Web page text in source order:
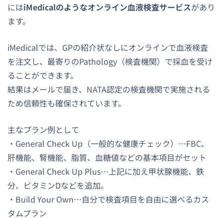
にはiMedicalのようなオンライン血液検査サービスがあり
ます。
iMedicalでは、GPの紹介状なしにオンラインで血液検査
を注文し、最寄りのPathology（検査機関）で採血を受け
ることができます。
結果はメールで届き、NATA認定の検査機関で実施される
ため信頼性も確保されています。
主なプラン例として
・General Check Up（一般的な健康チェック）…FBC、
肝機能、腎機能、脂質、血糖値などの基本項目がセット
・General Check Up Plus…上記に加え甲状腺機能、鉄
分、ビタミンDなどを追加。
・Build Your Own…自分で検査項目を自由に選べるカス
タムプラン